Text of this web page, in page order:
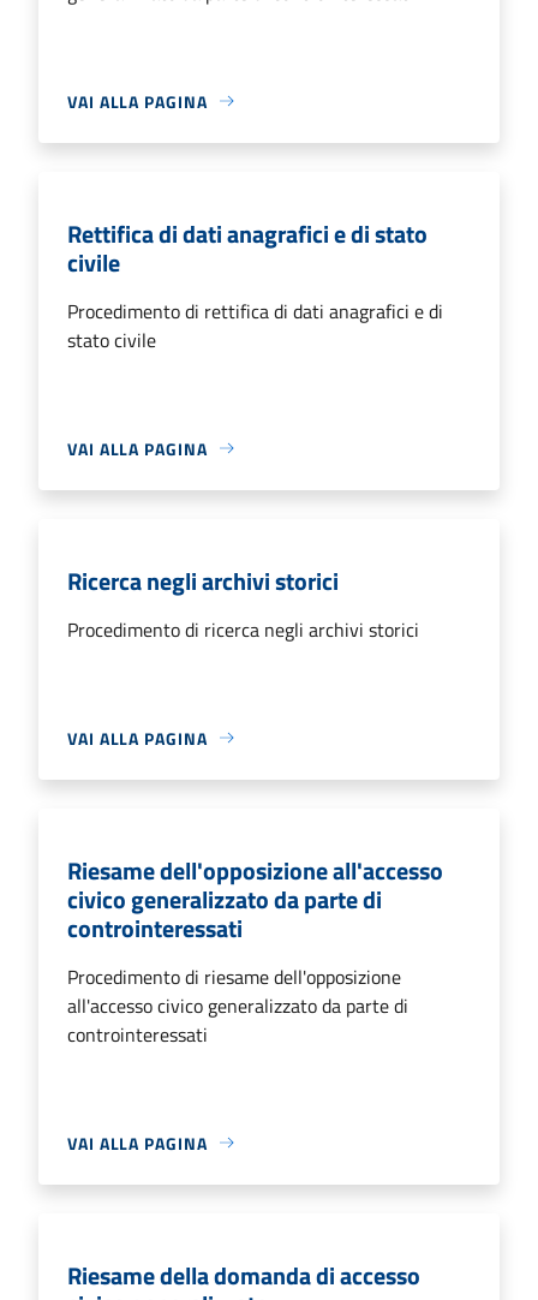
VAI ALLA PAGINA
Rettifica di dati anagrafici e di stato
civile
Procedimento di rettifica di dati anagrafici e di
stato civile
VAI ALLA PAGINA
Ricerca negli archivi storici
Procedimento di ricerca negli archivi storici
VAI ALLA PAGINA
Riesame dell'opposizione all'accesso
civico generalizzato da parte di
controinteressati
Procedimento di riesame dell'opposizione
all'accesso civico generalizzato da parte di
controinteressati
VAI ALLA PAGINA
Riesame della domanda di accesso